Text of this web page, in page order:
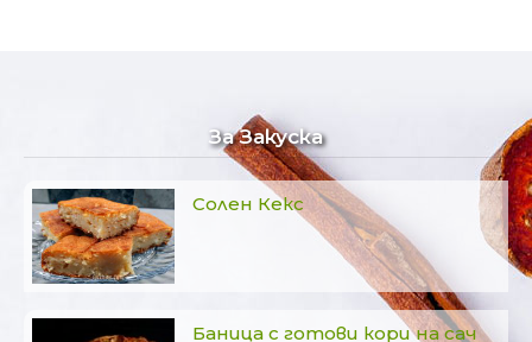
За Закуска
Солен Кекс
Баница с готови кори на сач